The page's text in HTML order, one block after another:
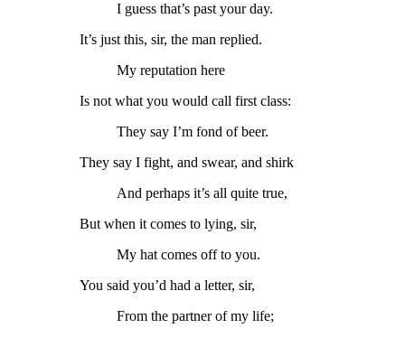
I guess that’s past your day.
It’s just this, sir, the man replied.
My reputation here
Is not what you would call first class:
They say I’m fond of beer.
They say I fight, and swear, and shirk
And perhaps it’s all quite true,
But when it comes to lying, sir,
My hat comes off to you.
You said you’d had a letter, sir,
From the partner of my life;